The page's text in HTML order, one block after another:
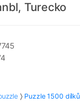
Turecko
Puzzle 1500 dílků